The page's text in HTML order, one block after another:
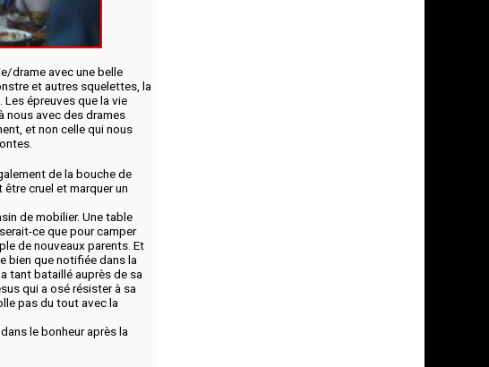
drame avec une belle
et autres squelettes, la
épreuves que la vie
nous avec des drames
et non celle qui nous
de la bouche de
cruel et marquer un
de mobilier. Une table
ce que pour camper
de nouveaux parents. Et
bien que notifiée dans la
tant bataillé auprès de sa
qui a osé résister à sa
pas du tout avec la
le bonheur après la